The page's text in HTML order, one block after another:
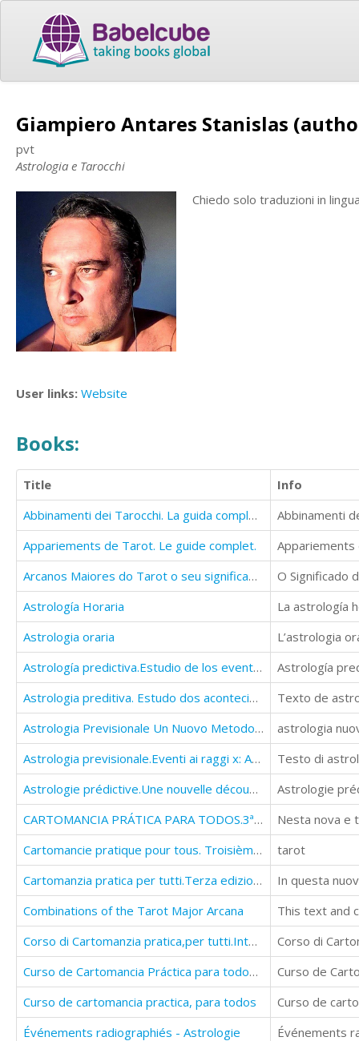
Giampiero Antares Stanislas
pvt
Astrologia e Tarocchi
Chiedo solo traduzioni in
User links: Website
Books:
Title
Info
Abbinamenti dei Tarocchi. La guida completa
Abbinamenti
Appariements de Tarot. Le guide complet.
Arcanos Maiores do Tarot o seu significado sem recorrer à memória
Astrología Horaria
Astrologia oraria
Astrología predictiva.Estudio de los eventos
Astrología
Astrologia preditiva. Estudo dos acontecimentos
Astrologia Previsionale Un Nuovo Metodo Di Lettura Del Transito
astrologia
Astrologia previsionale.Eventi ai raggi x: Astrologia pratica
Astrologie prédictive.Une nouvelle découverte dans la lecture d’un transit astrologique.
Astrologie
CARTOMANCIA PRÁTICA PARA TODOS.3ª edição revista e ampliada
Cartomancie pratique pour tous. Troisième édition révisée et augmentée
tarot
Cartomanzia pratica per tutti.Terza edizione riveduta ed ampliata
In questa
Combinations of the Tarot Major Arcana
Corso di Cartomanzia pratica,per tutti.Interpretazioni stese reali e confermate
Corso di
Curso de Cartomancia Práctica para todos (3ra Edición)
Curso de
Curso de cartomancia practica, para todos
Curso de
Événements radiographiés - Astrologie
Événements